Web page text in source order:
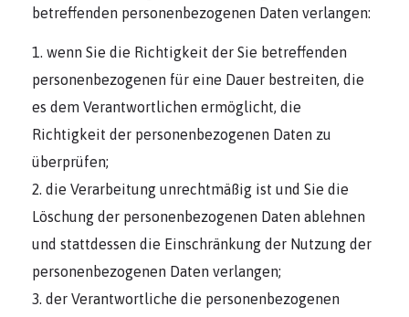
betreffenden personenbezogenen Daten verlangen:
wenn Sie die Richtigkeit der Sie betreffenden
personenbezogenen für eine Dauer bestreiten, die
es dem Verantwortlichen ermöglicht, die
Richtigkeit der personenbezogenen Daten zu
überprüfen;
die Verarbeitung unrechtmäßig ist und Sie die
Löschung der personenbezogenen Daten ablehnen
und stattdessen die Einschränkung der Nutzung der
personenbezogenen Daten verlangen;
der Verantwortliche die personenbezogenen